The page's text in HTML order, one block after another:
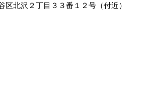
区北沢２丁目３３番１２号（付近）